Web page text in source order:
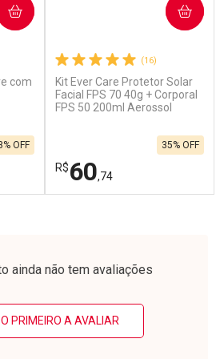
com
OFF
(16)
Kit Ever Care Protetor Solar
Facial FPS 70 40g + Corporal
FPS 50 200ml Aerossol
R$60,74
35% OFF
COMPRAR
Laboratório
Por Menos
ainda não tem avaliações
PRIMEIRO A AVALIAR